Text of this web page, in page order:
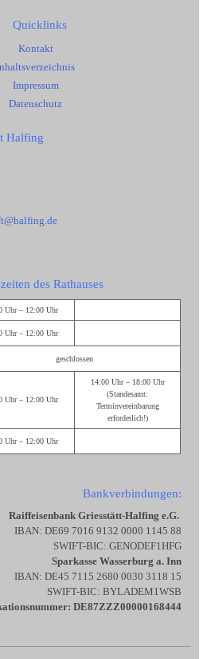
Quicklinks
Kontakt
Impressum
Datenschutz
Halfing
des Rathauses
Uhr – 12:00 Uhr
Uhr – 12:00 Uhr
geschlossen
Uhr – 12:00 Uhr
14:00 Uhr – 18:00 Uhr
(Standesamt:
Terminvereinbarung
erforderlich!)
Uhr – 12:00 Uhr
Bankverbindungen:
Raiffeisenbank Griesstätt-Halfing e.G.
IBAN: DE69 7016 9132 0000 1145 88
SWIFT-BIC: GENODEF1HFG
Sparkasse Wasserburg a. Inn
IBAN: DE45 7115 2680 0030 3118 15
SWIFT-BIC: BYLADEM1WSB
DE87ZZZ00000168444